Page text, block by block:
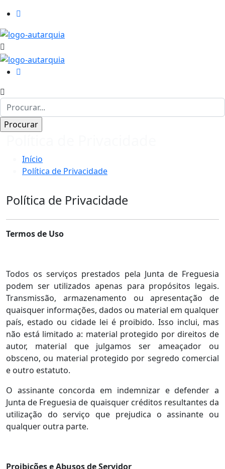
Início
Política de Privacidade
Política de Privacidade
Termos de Uso
Todos os serviços prestados pela Junta de Freguesia
podem ser utilizados apenas para propósitos legais.
Transmissão, armazenamento ou apresentação de
quaisquer informações, dados ou material em qualquer
país, estado ou cidade lei é proibido. Isso inclui, mas
não está limitado a: material protegido por direitos de
autor, material que julgamos ser ameaçador ou
obsceno, ou material protegido por segredo comercial
e outro estatuto.
O assinante concorda em indemnizar e defender a
Junta de Freguesia de quaisquer créditos resultantes da
utilização do serviço que prejudica o assinante ou
qualquer outra parte.
Proibições e Abusos de Servidor